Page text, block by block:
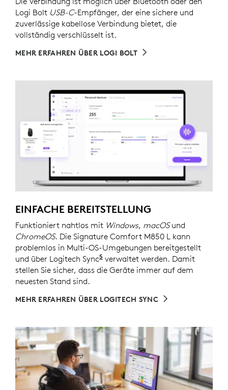
Logi Bolt USB-C-Empfänger, der eine sichere und
zuverlässige kabellose Verbindung bietet, die
vollständig verschlüsselt ist.
MEHR ERFAHREN ÜBER LOGI BOLT
EINFACHE BEREITSTELLUNG
Funktioniert nahtlos mit Windows, macOSund
ChromeOS. Die Signature Comfort M850 L kann
problemlos in Multi-OS-Umgebungen bereitgestellt
und über Logitech Sync5 Erfordert Logi Tune, das auf
verwaltet werden. Damit
stellen Sie sicher, dass die Geräte immer auf dem
neuesten Stand sind.
MEHR ERFAHREN ÜBER LOGITECH SYNC